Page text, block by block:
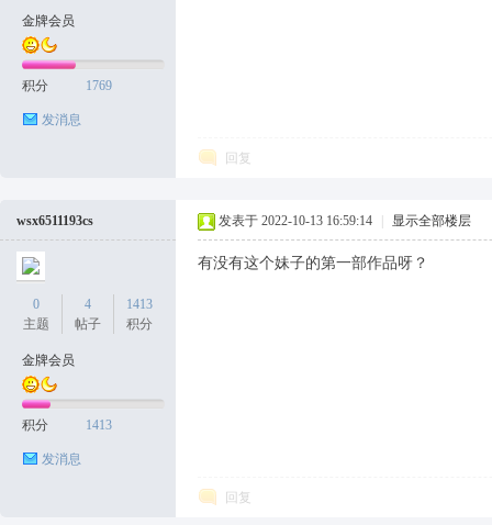
金牌会员
积分 1769
发消息
回复
wsx6511193cs
0
主题
4
帖子
1413
积分
金牌会员
积分 1413
发消息
发表于 2022-10-13 16:59:14 显示全部楼层
有没有这个妹子的第一部作品呀？
回复